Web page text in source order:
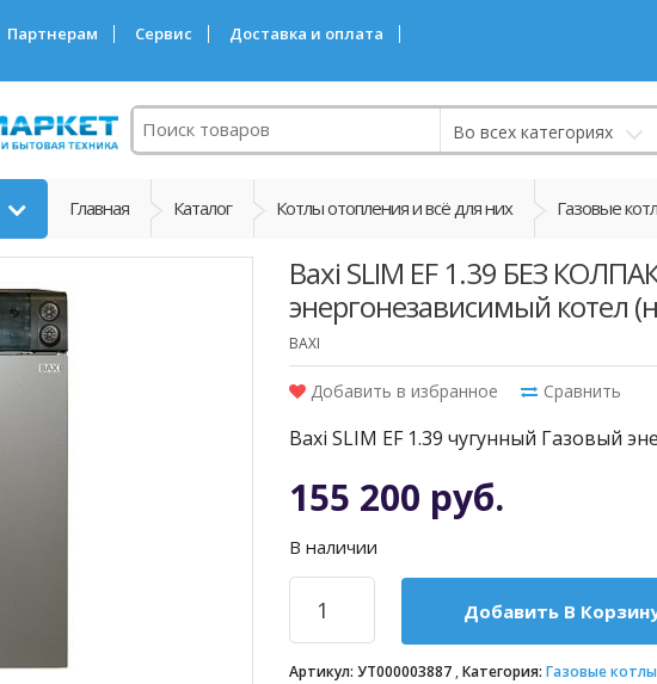
Партнерам Сервис
Доставка и оплата
Поиск
Во всех категориях
Главная Каталог Котлы отопления и всё для них Газовые
Baxi SLIM EF 1.39 БЕЗ
энергонезависимый котел
BAXI
Добавить в избранное Сравнить
Baxi SLIM EF 1.39 чугунный Газовый
155 200 руб.
В наличии
Добавить В
Артикул: УТ000003887 Категория: Газовые